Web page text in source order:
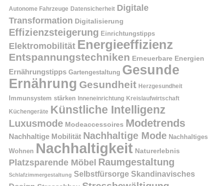
Autonome Fahrzeuge Datensicherheit Digitale
Transformation Digitalisierung
Effizienzsteigerung Einrichtungstipps
Elektromobilität Energieeffizienz
Entspannungstechniken Erneuerbare Energien
Ernährungstipps Gartengestaltung Gesunde
Ernährung Gesundheit Herzgesundheit
Immunsystem stärken Inneneinrichtung Kreislaufwirtschaft
Küchengeräte Künstliche Intelligenz
Luxusmode Modeaccessoires Modetrends
Nachhaltige Mobilität Nachhaltige Mode Nachhaltiges
Wohnen Nachhaltigkeit Naturerlebnis
Platzsparende Möbel Raumgestaltung
Schlafzimmergestaltung Selbstfürsorge Skandinavisches